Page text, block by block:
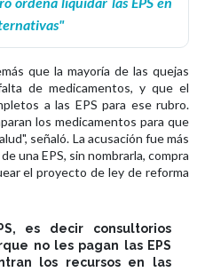
que la mayoría de las quejas
de medicamentos, y que el
a las EPS para ese rubro.
los medicamentos para que
señaló. La acusación fue más
una EPS, sin nombrarla, compra
el proyecto de ley de reforma
es decir consultorios
no les pagan las EPS
los recursos en las